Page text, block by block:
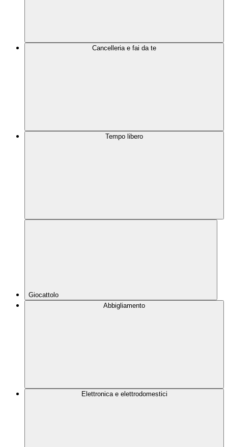
Cancelleria e fai da te
Tempo libero
Giocattolo
Abbigliamento
Elettronica e elettrodomestici